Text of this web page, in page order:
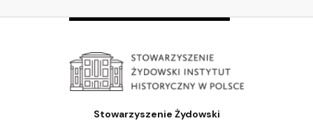
Stowarzyszenie Żydowski